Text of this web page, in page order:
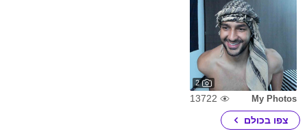
2
My Photos
13722
צפו בכולם